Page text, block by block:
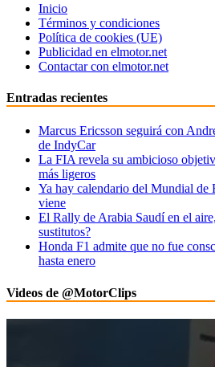
Inicio
Términos y condiciones
Política de cookies (UE)
Publicidad en elmotor.net
Contactar con elmotor.net
Entradas recientes
Marcus Ericsson seguirá con
de IndyCar
La FIA revela su ambicioso
más ligeros
Ya hay calendario del Mundial de
viene
El Rally de Arabia Saudí en el
sustitutos?
Honda F1 admite que no fue
hasta enero
Videos de @MotorClips